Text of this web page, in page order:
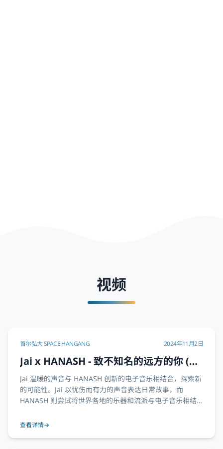
视频
首尔弘大 SPACE HANGANG 2024年11月2日
Jai x HANASH - 致不知名的远方的你 (首
尔 Showcase)
Jai 温暖的声音与 HANASH 创新的电子音乐相结合，探索新
的可能性。Jai 以忧伤而有力的声音表达日常故事，而
HANASH 则尝试将世界各地的乐器和流派与电子音乐相结
查看详情→